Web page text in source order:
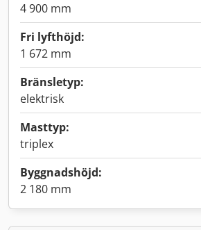
4 900 mm
Fri lyfthöjd:
1 672 mm
Bränsletyp:
elektrisk
Masttyp:
triplex
Byggnadshöjd:
2 180 mm